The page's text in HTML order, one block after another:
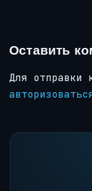
Оставить
Для отправки